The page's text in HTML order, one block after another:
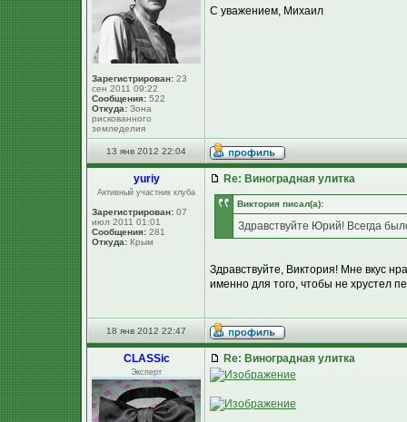
Зарегистрирован: 23
сен 2011 09:22
Сообщения: 522
Откуда: Зона
рискованного
земледелия
С уважением, Михаил
13 янв 2012 22:04
yuriy
Активный участник клуба
Зарегистрирован: 07
июл 2011 01:01
Сообщения: 281
Откуда: Крым
Re: Виноградная улитка
Виктория писал(а):
Здравствуйте Юрий! Всегда
Здравствуйте, Виктория! Мне вкус
именно для того, чтобы не хрустел
18 янв 2012 22:47
CLASSic
Эксперт
Re: Виноградная улитка